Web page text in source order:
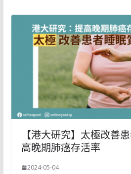
【港大研究】太極改善
高晚期肺癌存活率
2024-05-04